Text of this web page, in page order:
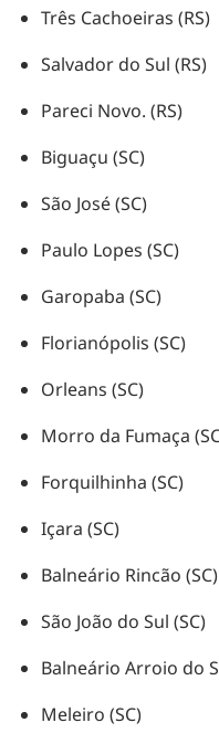
Três Cachoeiras (RS)
Salvador do Sul (RS)
Pareci Novo. (RS)
Biguaçu (SC)
São José (SC)
Paulo Lopes (SC)
Garopaba (SC)
Florianópolis (SC)
Orleans (SC)
Morro da Fumaça
Forquilhinha (SC)
Içara (SC)
Balneário Rincão (SC)
São João do Sul (SC)
Balneário Arroio do
Meleiro (SC)